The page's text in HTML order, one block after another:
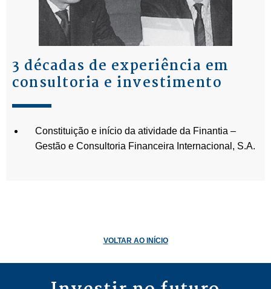
3 décadas de experiência em
consultoria e investimento
Constituição e início da atividade da Finantia –
Gestão e Consultoria Financeira Internacional, S.A.
VOLTAR AO INÍCIO